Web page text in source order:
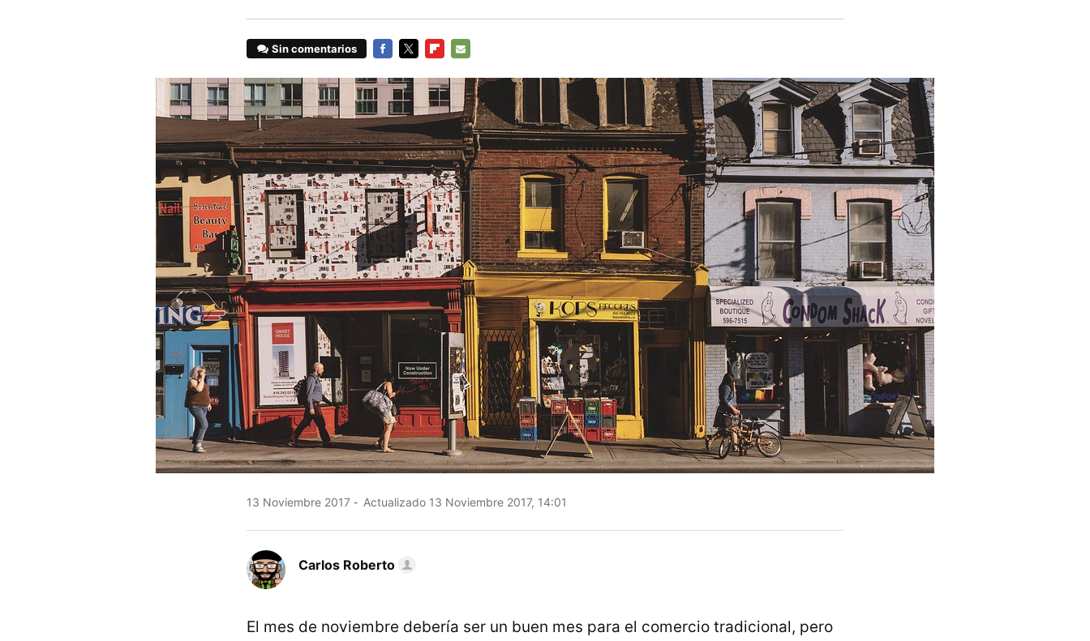
Sin comentarios
MAIL
13 Noviembre 2017 Actualizado 13 Noviembre 2017, 14:01
Carlos Roberto
El mes de noviembre debería ser un buen mes para el comercio tradicional, pero